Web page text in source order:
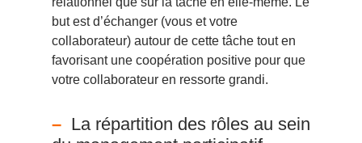
but est d’échanger (vous et votre
collaborateur) autour de cette tâche tout en
favorisant une coopération positive pour que
votre collaborateur en ressorte grandi.
La répartition des rôles au sein